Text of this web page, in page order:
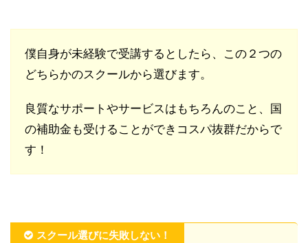
僕自身が未経験で受講するとしたら、この２つの
どちらかのスクールから選びます。
良質なサポートやサービスはもちろんのこと、国
の補助金も受けることができコスパ抜群だからで
す！
スクール選びに失敗しない！